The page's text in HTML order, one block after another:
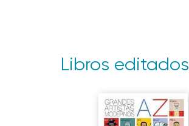
Libros editados